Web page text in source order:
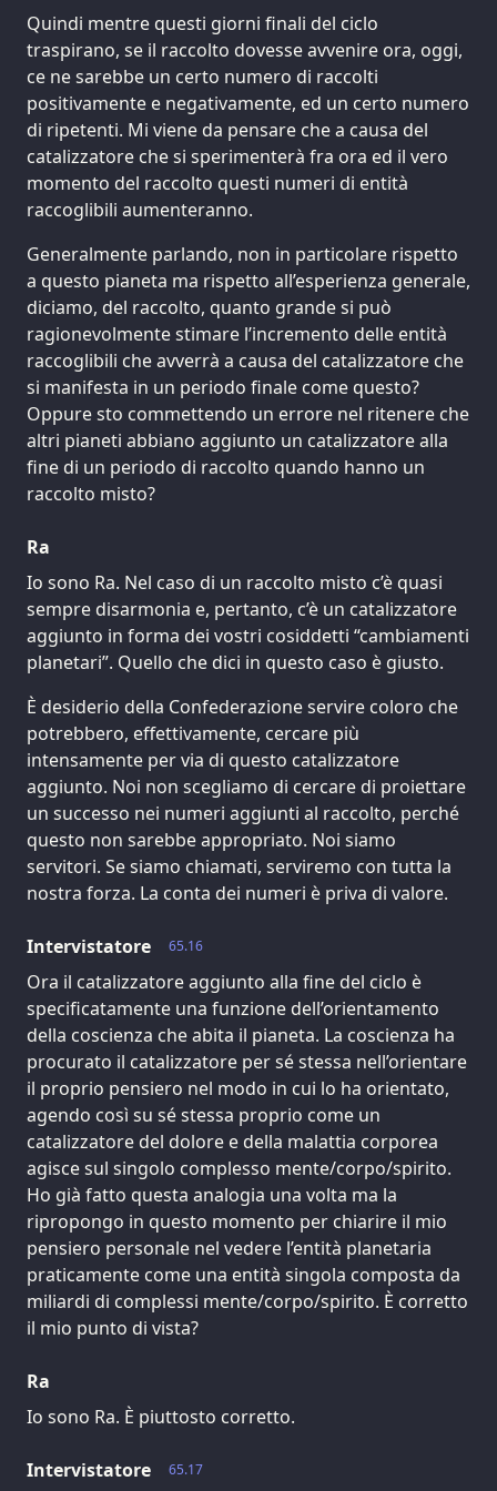
Quindi mentre questi giorni finali del ciclo
traspirano, se il raccolto dovesse avvenire ora, oggi,
ce ne sarebbe un certo numero di raccolti
positivamente e negativamente, ed un certo numero
di ripetenti. Mi viene da pensare che a causa del
catalizzatore che si sperimenterà fra ora ed il vero
momento del raccolto questi numeri di entità
raccoglibili aumenteranno.
Generalmente parlando, non in particolare rispetto
a questo pianeta ma rispetto all’esperienza generale,
diciamo, del raccolto, quanto grande si può
ragionevolmente stimare l’incremento delle entità
raccoglibili che avverrà a causa del catalizzatore che
si manifesta in un periodo finale come questo?
Oppure sto commettendo un errore nel ritenere che
altri pianeti abbiano aggiunto un catalizzatore alla
fine di un periodo di raccolto quando hanno un
raccolto misto?
Ra
Io sono Ra. Nel caso di un raccolto misto c’è quasi
sempre disarmonia e, pertanto, c’è un catalizzatore
aggiunto in forma dei vostri cosiddetti “cambiamenti
planetari”. Quello che dici in questo caso è giusto.
È desiderio della Confederazione servire coloro che
potrebbero, effettivamente, cercare più
intensamente per via di questo catalizzatore
aggiunto. Noi non scegliamo di cercare di proiettare
un successo nei numeri aggiunti al raccolto, perché
questo non sarebbe appropriato. Noi siamo
servitori. Se siamo chiamati, serviremo con tutta la
nostra forza. La conta dei numeri è priva di valore.
65.16
Intervistatore
Ora il catalizzatore aggiunto alla fine del ciclo è
specificatamente una funzione dell’orientamento
della coscienza che abita il pianeta. La coscienza ha
procurato il catalizzatore per sé stessa nell’orientare
il proprio pensiero nel modo in cui lo ha orientato,
agendo così su sé stessa proprio come un
catalizzatore del dolore e della malattia corporea
agisce sul singolo complesso mente/corpo/spirito.
Ho già fatto questa analogia una volta ma la
ripropongo in questo momento per chiarire il mio
pensiero personale nel vedere l’entità planetaria
praticamente come una entità singola composta da
miliardi di complessi mente/corpo/spirito. È corretto
il mio punto di vista?
Ra
Io sono Ra. È piuttosto corretto.
65.17
Intervistatore